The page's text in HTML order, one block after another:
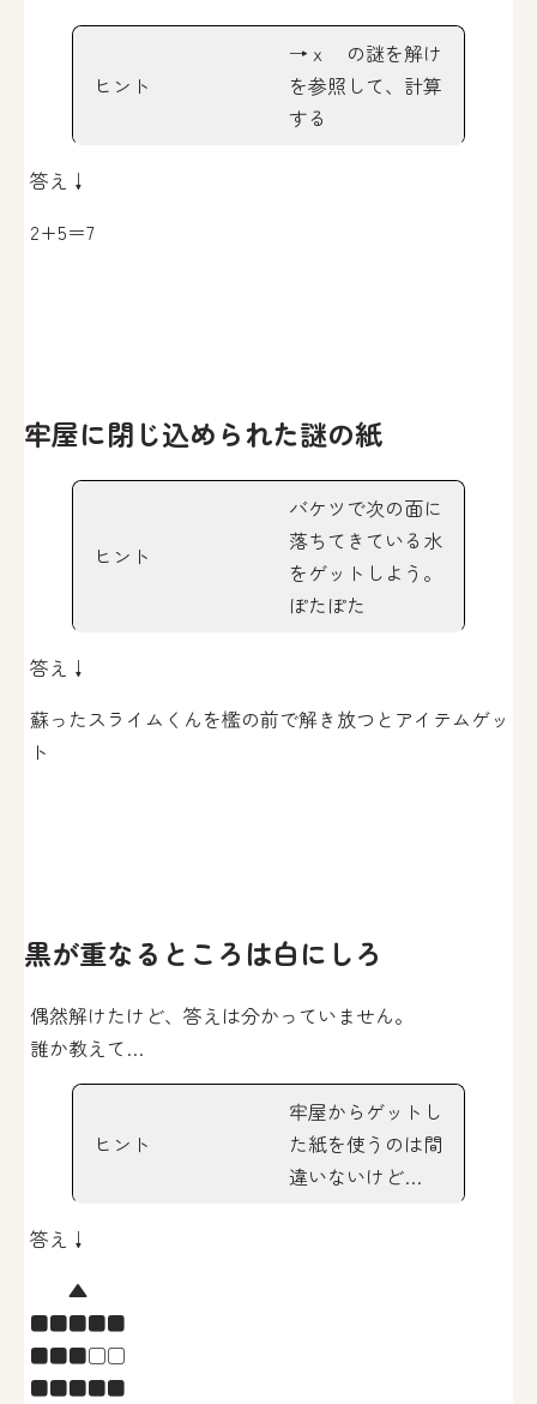
ヒント
→ｘ の謎を解け
を参照して、計算
する
答え↓
2+5＝7
牢屋に閉じ込められた謎の紙
ヒント
バケツで次の面に
落ちてきている水
をゲットしよう。
ぽたぽた
答え↓
蘇ったスライムくんを檻の前で解き放つとアイテムゲッ
ト
黒が重なるところは白にしろ
偶然解けたけど、答えは分かっていません。
誰か教えて…
ヒント
牢屋からゲットし
た紙を使うのは間
違いないけど…
答え↓
▲
■■■■■
■■■□□
■■■■■